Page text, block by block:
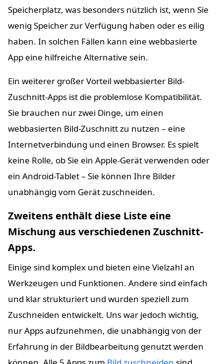
Speicherplatz, was besonders nützlich ist, wenn Sie
wenig Speicher zur Verfügung haben oder es eilig
haben. In solchen Fällen kann eine webbasierte
App eine hilfreiche Alternative sein.
Ein weiterer großer Vorteil webbasierter Bild-
Zuschnitt-Apps ist die problemlose Kompatibilität.
Sie brauchen nur zwei Dinge, um einen
webbasierten Bild-Zuschnitt zu nutzen – eine
Internetverbindung und einen Browser. Es spielt
keine Rolle, ob Sie ein Apple-Gerät verwenden oder
ein Android-Tablet – Sie können Ihre Bilder
unabhängig vom Gerät zuschneiden.
Zweitens enthält diese Liste eine
Mischung aus verschiedenen Zuschnitt-
Apps.
Einige sind komplex und bieten eine Vielzahl an
Werkzeugen und Funktionen. Andere sind einfach
und klar strukturiert und wurden speziell zum
Zuschneiden entwickelt. Uns war jedoch wichtig,
nur Apps aufzunehmen, die unabhängig von der
Erfahrung in der Bildbearbeitung genutzt werden